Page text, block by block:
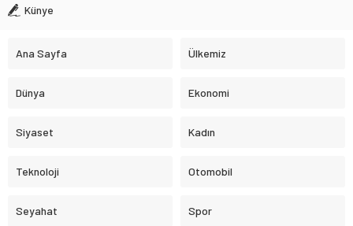
Künye
Ana Sayfa Ülkemiz
Dünya Ekonomi
Siyaset Kadın
Teknoloji Otomobil
Seyahat Spor